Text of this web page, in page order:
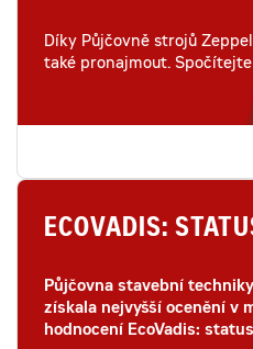
Díky Půjčovně strojů
také pronajmout.
ECOVADIS:
Půjčovna stavební
získala nejvyšší ocenění v
hodnocení EcoVadis: